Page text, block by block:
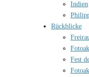
Indien
Rückblicke
Fest